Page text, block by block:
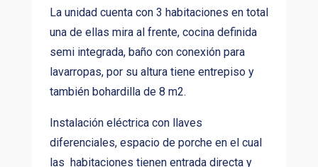
La unidad cuenta con 3 habitaciones en total
una de ellas mira al frente, cocina definida
semi integrada, baño con conexión para
lavarropas, por su altura tiene entrepiso y
también bohardilla de 8 m2.
Instalación eléctrica con llaves
diferenciales, espacio de porche en el cual
las habitaciones tienen entrada directa y